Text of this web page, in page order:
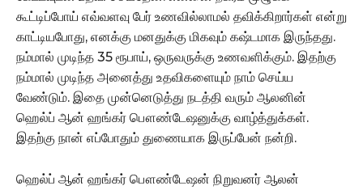
கூட்டிப்போய் எவ்வளவு பேர் உணவில்லாமல் தவிக்கிறார்கள் என்று
காட்டியபோது, எனக்கு மனதுக்கு மிகவும் கஷ்டமாக இருந்தது.
நம்மால் முடிந்த 35 ரூபாய், ஒருவருக்கு உணவளிக்கும். இதற்கு
நம்மால் முடிந்த அனைத்து உதவிகளையும் நாம் செய்ய
வேண்டும். இதை முன்னெடுத்து நடத்தி வரும் ஆலனின்
ஹெல்ப் ஆன் ஹங்கர் பௌண்டேஷனுக்கு வாழ்த்துக்கள்.
இதற்கு நான் எப்போதும் துணையாக இருப்பேன் நன்றி.
ஹெல்ப் ஆன் ஹங்கர் பௌண்டேஷன் நிறுவனர் ஆலன்